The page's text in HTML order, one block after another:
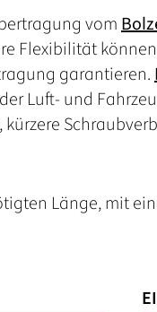
vom
Flexibilität
garantieren.
Luft- und
Länge, mit